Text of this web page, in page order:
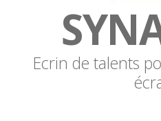
Ecrin de talents